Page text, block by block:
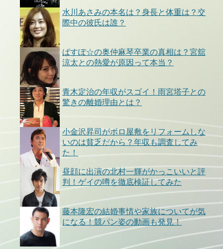
水川あさみの本名は？身長と体重は？交
際中の彼氏は誰？
ぱすぽ☆の奥仲麻琴卒業の真相は？宮舘
涼太との熱愛が原因って本当？
青木定治の年収がスゴイ！雨宮塔子との
驚きの離婚理由とは？
小金沢昇司がボロ屋敷をリフォームしな
いのは貧乏だから？年収も調査してみ
た！
昼顔に出演の北村一輝がかっこいいと評
判！ゲイの噂を徹底検証してみた
藤本隆宏の結婚事情や家族についてが気
になる！競パン姿の動画も発見！